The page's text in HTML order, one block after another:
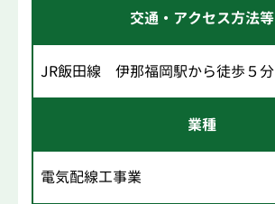
交通・アクセス方法等
JR飯田線 伊那福岡駅から徒歩５分
業種
電気配線工事業